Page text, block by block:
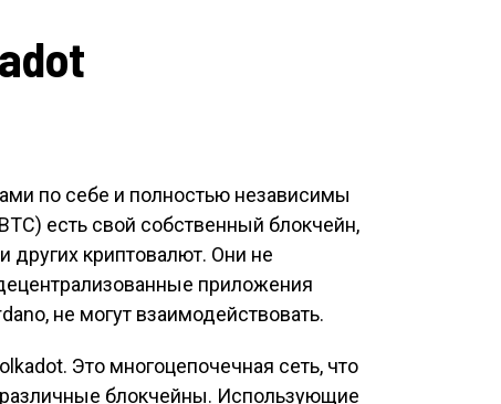
по себе и полностью независимы
есть свой собственный блокчейн,
других криптовалют. Они не
приложения
не могут взаимодействовать.
Это многоцепочечная сеть, что
блокчейны. Использующие